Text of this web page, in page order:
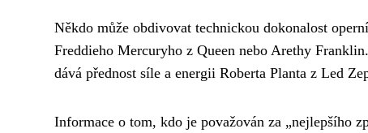
Někdo může obdivovat technickou dokonalost
Freddieho Mercuryho z Queen nebo Arethy
dává přednost síle a energii Roberta Planta z Led
Informace o tom, kdo je považován za „nejlepšího